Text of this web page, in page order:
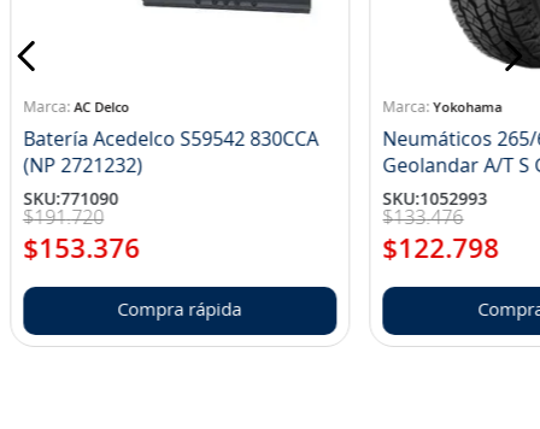
AC Delco
Batería Acedelco S59542 830CCA
(NP 2721232)
SKU:771090
$191.720
$153.376
Compra rápida
Yokohama
Neumáticos 265/
SKU:1052993
$133.476
$122.798